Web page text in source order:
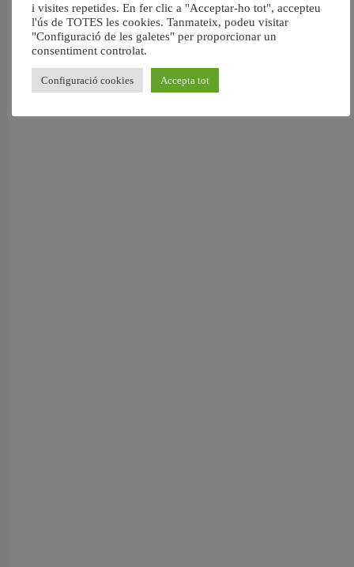
València reforma l’Escola Infantil Pardalets i instal·larà aire condicionat a totes
les aules
5 agost, 2026
i visites repetides. En fer clic a "Acceptar-ho tot", accepteu
l'ús de TOTES les cookies. Tanmateix, podeu visitar
"Configuració de les galetes" per proporcionar un
consentiment controlat.
Configuració cookies Accepta tot